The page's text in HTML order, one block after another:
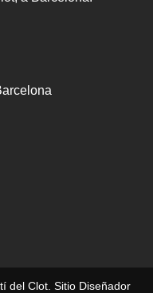
del Clot. Sitio Diseñador